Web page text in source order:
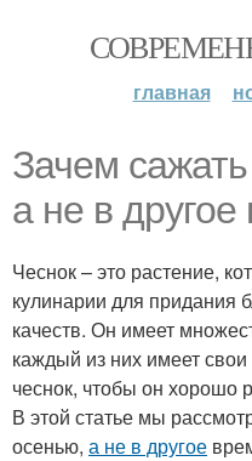
главная
Зачем
а не в другое
Чеснок – это растение,
кулинарии для придания
качеств. Он имеет
каждый из них имеет
чеснок, чтобы он хорошо
В этой статье мы
осенью, а не в другое